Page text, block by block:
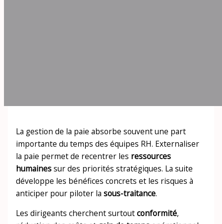
La gestion de la paie absorbe souvent une part
importante du temps des équipes RH. Externaliser
la paie permet de recentrer les ressources
humainessur des priorités stratégiques. La suite
développe les bénéfices concrets et les risques à
anticiper pour piloter la sous-traitance.
Les dirigeants cherchent surtoutconformité,